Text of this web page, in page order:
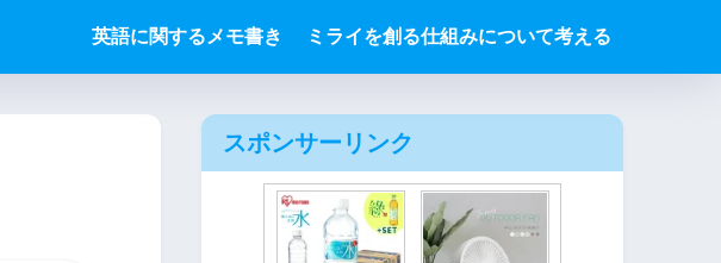
英語に関するメモ書き ミライを創る仕組みについて考える
スポンサーリンク